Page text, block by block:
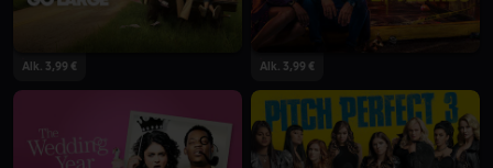
Alk. 3,99 € Alk. 3,99 €